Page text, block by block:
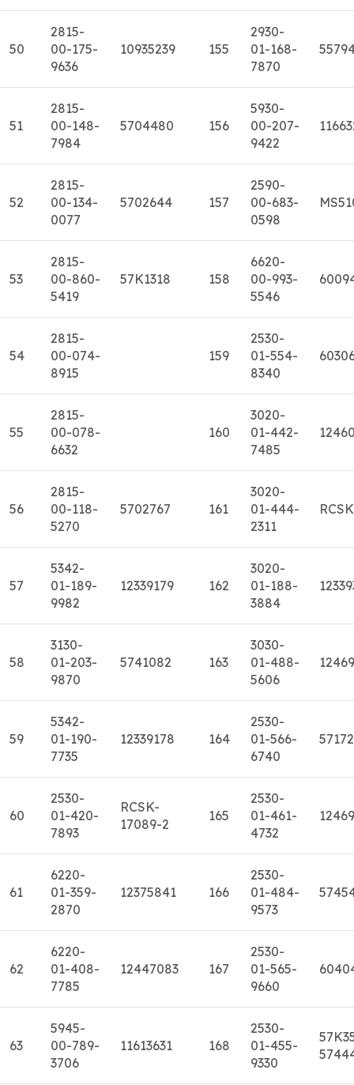
50
2815-
00-175-
9636
10935239 155
2930-
01-168-
7870
51
2815-
00-148-
7984
5704480 156
5930-
00-207-
9422
52
2815-
00-134-
0077
5702644 157
2590-
00-683-
0598
53
2815-
00-860-
5419
57K1318 158
6620-
00-993-
5546
54
2815-
00-074-
8915
159
2530-
01-554-
8340
55
2815-
00-078-
6632
160
3020-
01-442-
7485
56
2815-
00-118-
5270
5702767 161
3020-
01-444-
2311
57
5342-
01-189-
9982
12339179 162
3020-
01-188-
3884
58
3130-
01-203-
9870
5741082 163
3030-
01-488-
5606
59
5342-
01-190-
7735
12339178 164
2530-
01-566-
6740
60
2530-
01-420-
7893
RCSK-
17089-2
165
2530-
01-461-
4732
61
6220-
01-359-
2870
12375841 166
2530-
01-484-
9573
62
6220-
01-408-
7785
12447083 167
2530-
01-565-
9660
63
5945-
00-789-
3706
11613631 168
2530-
01-455-
9330